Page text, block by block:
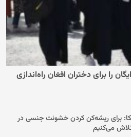
را برای دختران افغان راه‌اندازی
برای ریشه‌کن کردن خشونت جنسی در
می‌کنیم